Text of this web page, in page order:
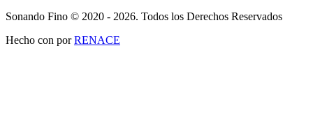
Sonando Fino © 2020 - 2026. Todos los Derechos Reservados
Hecho con porRENACE